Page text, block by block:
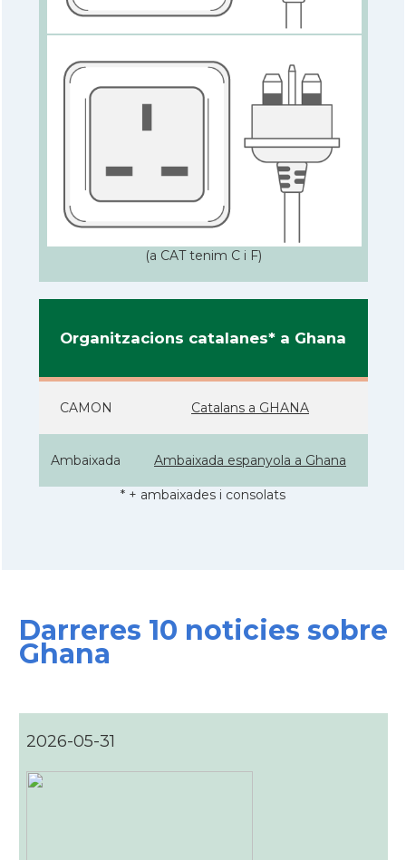
(a CAT tenim C i F)
Organitzacions catalanes* a Ghana
CAMON Catalans a GHANA
Ambaixada Ambaixada espanyola a Ghana
* + ambaixades i consolats
Darreres 10 noticies sobre
Ghana
2026-05-31